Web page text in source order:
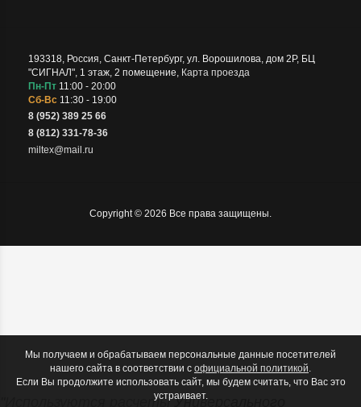
193318, Россия, Санкт-Петербург, ул. Ворошилова, дом 2Р, БЦ
"СИГНАЛ", 1 этаж, 2 помещение, Карта проезда
Пн-Пт 11:00 - 20:00
Сб-Вс 11:30 - 19:00
8 (952) 389 25 66
8 (812) 331-78-36
miltex@mail.ru
Мы получаем и обрабатываем персональные данные посетителей
нашего сайта в соответствии с официальной политикой.
Если Вы продолжите использовать сайт, мы будем считать, что Вас это
устраивает.
Copyright © 2026 Все права защищены.
"Используются расчетыУниверсального